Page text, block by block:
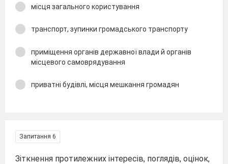
місця загального користування
транспорт, зупинки громадського транспорту
приміщення органів державної влади й органів
місцевого самоврядування
приватні будівлі, місця мешкання громадян
Запитання 6
Зіткнення протилежних інтересів, поглядів, оцінок,